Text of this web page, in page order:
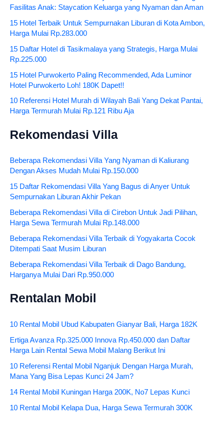
Fasilitas Anak: Staycation Keluarga yang Nyaman dan Aman
15 Hotel Terbaik Untuk Sempurnakan Liburan di Kota Ambon,
Harga Mulai Rp.283.000
15 Daftar Hotel di Tasikmalaya yang Strategis, Harga Mulai
Rp.225.000
15 Hotel Purwokerto Paling Recommended, Ada Luminor
Hotel Purwokerto Loh! 180K Dapet!!
10 Referensi Hotel Murah di Wilayah Bali Yang Dekat Pantai,
Harga Termurah Mulai Rp.121 Ribu Aja
Rekomendasi Villa
Beberapa Rekomendasi Villa Yang Nyaman di Kaliurang
Dengan Akses Mudah Mulai Rp.150.000
15 Daftar Rekomendasi Villa Yang Bagus di Anyer Untuk
Sempurnakan Liburan Akhir Pekan
Beberapa Rekomendasi Villa di Cirebon Untuk Jadi Pilihan,
Harga Sewa Termurah Mulai Rp.148.000
Beberapa Rekomendasi Villa Terbaik di Yogyakarta Cocok
Ditempati Saat Musim Liburan
Beberapa Rekomendasi Villa Terbaik di Dago Bandung,
Harganya Mulai Dari Rp.950.000
Rentalan Mobil
10 Rental Mobil Ubud Kabupaten Gianyar Bali, Harga 182K
Ertiga Avanza Rp.325.000 Innova Rp.450.000 dan Daftar
Harga Lain Rental Sewa Mobil Malang Berikut Ini
10 Referensi Rental Mobil Nganjuk Dengan Harga Murah,
Mana Yang Bisa Lepas Kunci 24 Jam?
14 Rental Mobil Kuningan Harga 200K, No7 Lepas Kunci
10 Rental Mobil Kelapa Dua, Harga Sewa Termurah 300K